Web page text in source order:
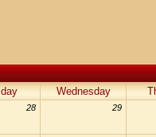
Wednesday
28 29